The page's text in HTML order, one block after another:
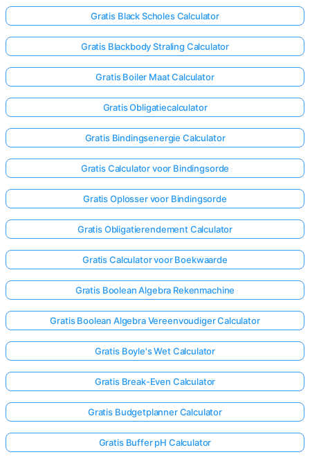
Gratis Black Scholes Calculator
Gratis Blackbody Straling Calculator
Gratis Boiler Maat Calculator
Gratis Obligatiecalculator
Gratis Bindingsenergie Calculator
Gratis Calculator voor Bindingsorde
Gratis Oplosser voor Bindingsorde
Gratis Obligatierendement Calculator
Gratis Calculator voor Boekwaarde
Gratis Boolean Algebra Rekenmachine
Gratis Boolean Algebra Vereenvoudiger Calculator
Gratis Boyle's Wet Calculator
Gratis Break-Even Calculator
Gratis Budgetplanner Calculator
Gratis Buffer pH Calculator